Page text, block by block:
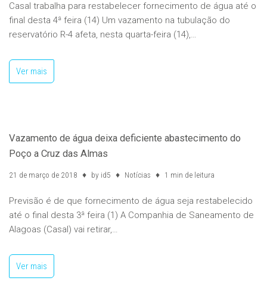
Casal trabalha para restabelecer fornecimento de água até o
final desta 4ª feira (14) Um vazamento na tubulação do
reservatório R-4 afeta, nesta quarta-feira (14),…
Ver mais
Vazamento de água deixa deficiente abastecimento do
Poço a Cruz das Almas
21 de março de 2018 by id5 Notícias 1 min de leitura
Previsão é de que fornecimento de água seja restabelecido
até o final desta 3ª feira (1) A Companhia de Saneamento de
Alagoas (Casal) vai retirar,…
Ver mais